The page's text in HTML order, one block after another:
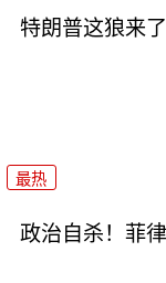
特朗普这狼来
最热
政治自杀！菲